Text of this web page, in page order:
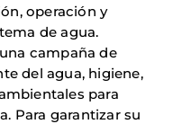
operación y
de agua.
campaña de
del agua, higiene,
para
Para garantizar su